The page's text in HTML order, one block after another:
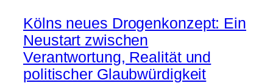
Kölns neues Drogenkonzept: Ein
Neustart zwischen
Verantwortung, Realität und
politischer Glaubwürdigkeit